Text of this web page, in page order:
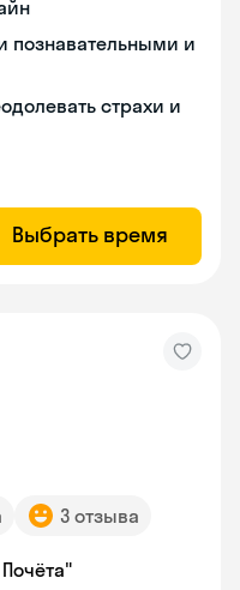
познавательными и
страхи и
Выбрать время
3 отзыва